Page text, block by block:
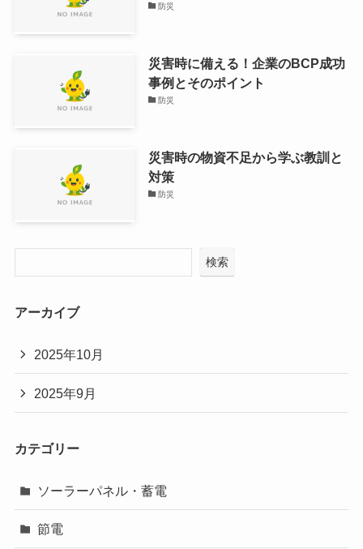
防災
災害時に備える！企業のBCP成功
事例とそのポイント
防災
災害時の物資不足から学ぶ教訓と
対策
防災
検索
アーカイブ
2025年10月
2025年9月
カテゴリー
ソーラーパネル・蓄電
節電